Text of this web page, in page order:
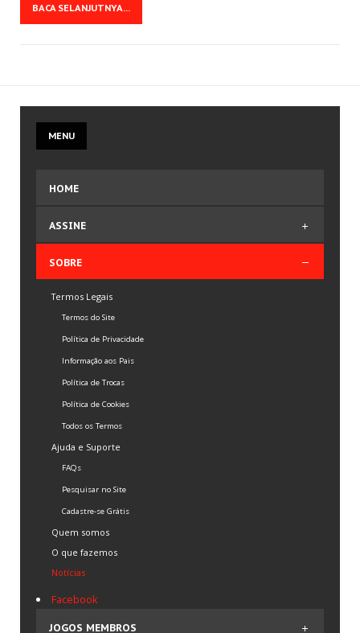
BACA SELANJUTNYA...
MENU
HOME
ASSINE
Comprar Plano
Editar Dados de Faturamento
Termos e Condições
SOBRE
Termos Legais
Termos do Site
Política de Privacidade
Informação aos Pais
Política de Trocas
Política de Cookies
Todos os Termos
Ajuda e Suporte
FAQs
Pesquisar no Site
Cadastre-se Grátis
Quem somos
O que fazemos
Notícias
Facebook
JOGOS MEMBROS